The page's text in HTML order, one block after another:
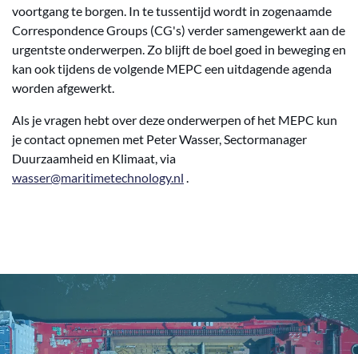
voortgang te borgen. In te tussentijd wordt in zogenaamde
Correspondence Groups (CG's) verder samengewerkt aan de
urgentste onderwerpen. Zo blijft de boel goed in beweging en
kan ook tijdens de volgende MEPC een uitdagende agenda
worden afgewerkt.
Als je vragen hebt over deze onderwerpen of het MEPC kun
je contact opnemen met Peter Wasser, Sectormanager
Duurzaamheid en Klimaat, via
wasser@maritimetechnology.nl .